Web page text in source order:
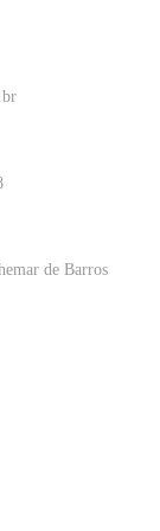
de Barros